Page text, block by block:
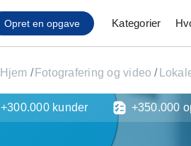
Opret en opgave Kategorier
Affaldsfjernelse
Afhentning af
Hjem / Fotografering og video /
+300.000 kunder +350.000